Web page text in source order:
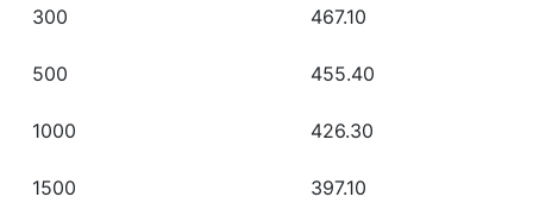
300 467.10
500 455.40
1000 426.30
1500 397.10